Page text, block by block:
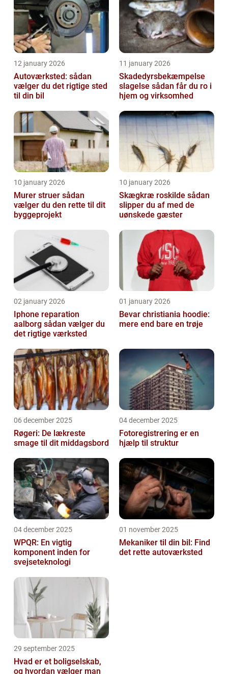
12 january 2026
Autoværksted: sådan
vælger du det rigtige sted
til din bil
11 january 2026
Skadedyrsbekæmpelse
slagelse sådan får du ro i
hjem og virksomhed
10 january 2026
Murer struer sådan
vælger du den rette til dit
byggeprojekt
10 january 2026
Skægkræ roskilde sådan
slipper du af med de
uønskede gæster
02 january 2026
Iphone reparation
aalborg sådan vælger du
det rigtige værksted
01 january 2026
Bevar christiania hoodie:
mere end bare en trøje
06 december 2025
Røgeri: De lækreste
smage til dit middagsbord
04 december 2025
Fotoregistrering er en
hjælp til struktur
04 december 2025
WPQR: En vigtig
komponent inden for
svejseteknologi
01 november 2025
Mekaniker til din bil: Find
det rette autoværksted
29 september 2025
Hvad er et boligselskab,
og hvordan vælger man